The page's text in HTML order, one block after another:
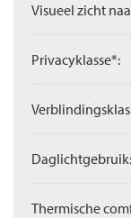
Visueel zicht
Privacyklasse*:
Daglichtgebruik:
Thermische